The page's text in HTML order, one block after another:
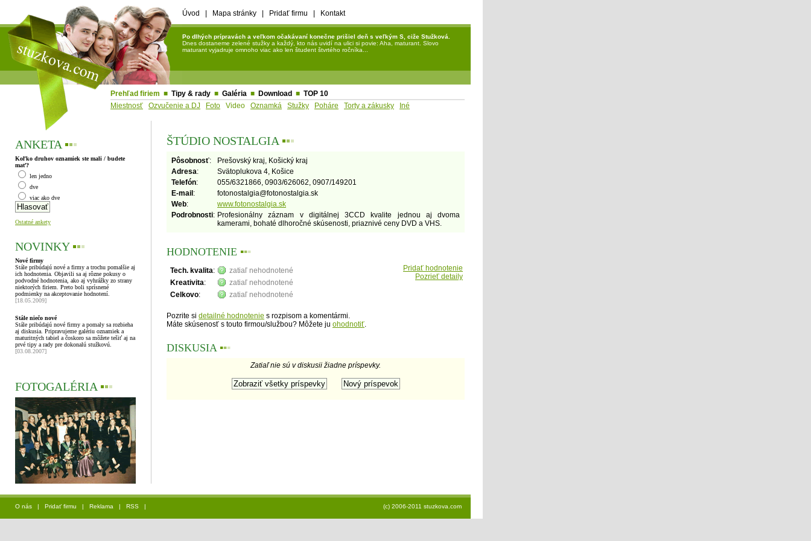
Úvod Mapa stránky Pridať firmu Kontakt
Po dlhých prípravách a veľkom očakávaní konečne prišiel deň s veľkým S, ciže Stužková.
Dnes dostaneme zelené stužky a každý, kto nás uvidí na ulici si povie: Aha, maturant. Slovo
maturant vyjadruje omnoho viac ako len študent štvrtého ročníka...
Prehľad firiem ■ Tipy & rady ■ Galéria ■ Download ■ TOP 10
Miestnosť
Ozvučenie a DJ Foto Video Oznamká Stužky Poháre Torty a zákusky Iné
ANKETA ▪▪▪
Koľko druhov oznamiek ste mali / budete
mať?
len jedno
dve
viac ako dve
Ostatné ankety
NOVINKY ▪▪▪
Nové firmy
Stále pribúdajú nové a firmy a trochu pomalšie aj
ich hodnotenia. Objavili sa aj rôzne pokusy o
podvodné hodnotenia, ako aj vyhrážky zo strany
niektorých firiem. Preto boli sprísnené
podmienky na akceptovanie hodnotení.
[18.05.2009]
Stále niečo nové
Stále pribúdajú nové firmy a pomaly sa rozbieha
aj diskusia. Pripravujeme galériu oznamiek a
maturitných tabiel a čoskoro sa môžete tešiť aj na
prvé tipy a rady pre dokonalú stužkovú.
[03.08.2007]
FOTOGALÉRIA ▪▪▪
ŠTÚDIO NOSTALGIA ▪▪▪
Pôsobnosť:
Prešovský kraj, Košický kraj
Adresa:
Svätoplukova 4, Košice
Telefón:
055/6321866, 0903/626062, 0907/149201
E-mail : fotonostalgia@fotonostalgia.sk
Web:
www.fotonostalgia.sk
Podrobnosti: Profesionálny záznam v digitálnej 3CCD kvalite jednou aj dvoma
kamerami, bohaté dlhoročné skúsenosti, priaznivé ceny DVD a VHS.
HODNOTENIE ▪▪▪
Tech. kvalita:
zatiaľ nehodnotené
Kreativita:
zatiaľ nehodnotené
Celkovo: zatiaľ nehodnotené
Pridať hodnotenie
Pozrieť detaily
Pozrite si detailné hodnotenie s rozpisom a komentármi.
Máte skúsenosť s touto firmou/službou? Môžete ju ohodnotiť.
DISKUSIA ▪▪▪
Zatiaľ nie sú v diskusii žiadne príspevky.
O nás | Pridať firmu | Reklama | RSS | (c) 2006-2011 stuzkova.com